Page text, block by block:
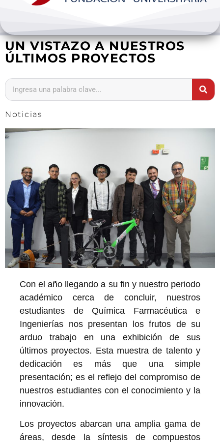
Internacionalización
Extension y desarrollo
UN VISTAZO A NUESTROS
ÚLTIMOS PROYECTOS
Noticias
Con el año llegando a su fin y nuestro periodo
académico cerca de concluir, nuestros
estudiantes de Química Farmacéutica e
Ingenierías nos presentan los frutos de su
arduo trabajo en una exhibición de sus
últimos proyectos. Esta muestra de talento y
dedicación es más que una simple
presentación; es el reflejo del compromiso de
nuestros estudiantes con el conocimiento y la
innovación.
Los proyectos abarcan una amplia gama de
áreas, desde la síntesis de compuestos